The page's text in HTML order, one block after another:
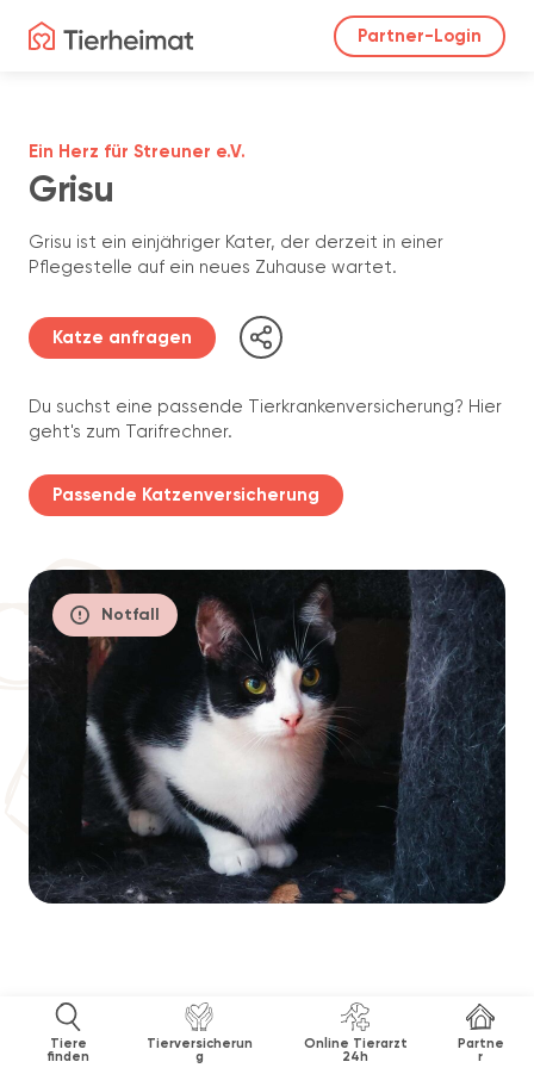
Partner-Login
Tiere
finden
Tierversicherun
g
Online Tierarzt
24h
Partne
r
Grisu
Ein Herz für Streuner e.V.
Grisu ist ein einjähriger Kater, der derzeit in einer
Pflegestelle auf ein neues Zuhause wartet.
Katze anfragen
Du suchst eine passende Tierkrankenversicherung? Hier
geht's zum Tarifrechner.
Passende Katzenversicherung
Notfall